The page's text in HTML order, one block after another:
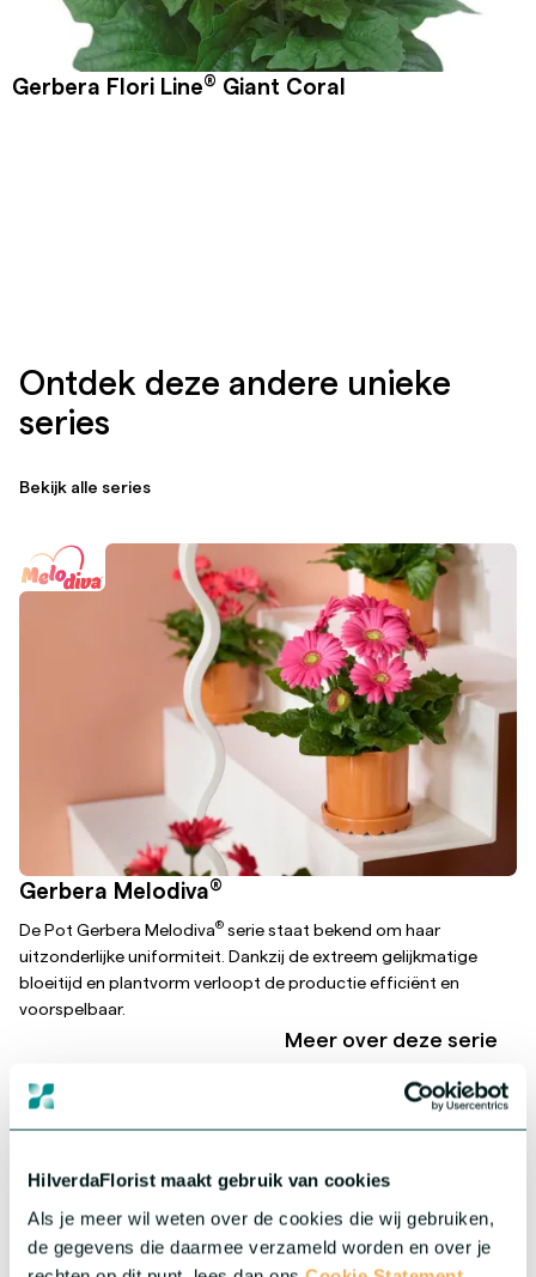
HilverdaFlorist maakt gebruik van cookies
Als je meer wil weten over de cookies die wij gebruiken,
de gegevens die daarmee verzameld worden en over je
Gerbera Flori Line® Giant Coral
Ontdek deze andere unieke
series
Bekijk alle series
Gerbera Melodiva®
De Pot Gerbera Melodiva® serie staat bekend om haar
uitzonderlijke uniformiteit. Dankzij de extreem gelijkmatige
bloeitijd en plantvorm verloopt de productie efficiënt en
voorspelbaar.
Meer over deze serie